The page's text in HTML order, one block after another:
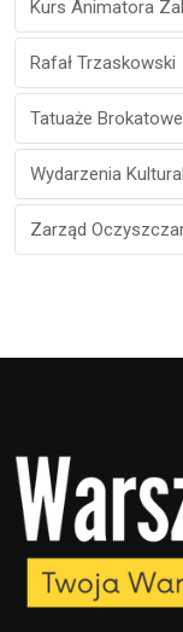
Kurs Animatora
Rafał Trzaskowski
Tatuaże Brokatowe
Wydarzenia
Zarząd